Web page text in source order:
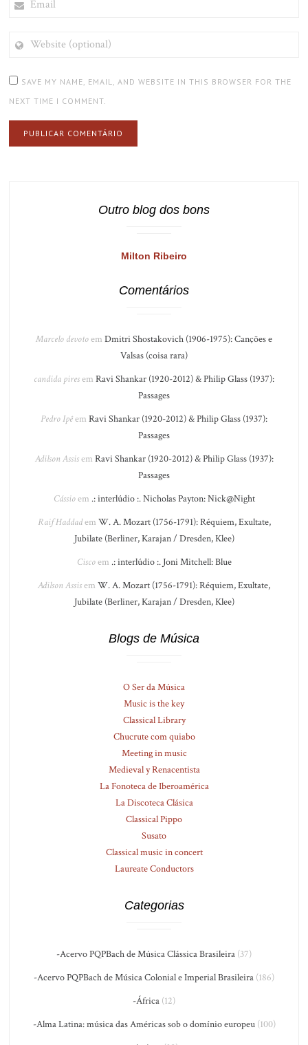
(OPTIONAL)
SAVE MY NAME, EMAIL, AND WEBSITE IN THIS BROWSER FOR THE
NEXT TIME I COMMENT.
Outro blog dos bons
Milton Ribeiro
Comentários
Marcelo devotoem Dmitri Shostakovich (1906-1975): Canções e
Valsas (coisa rara)
candida piresem Ravi Shankar (1920-2012) & Philip Glass (1937):
Passages
Pedro Ipêem Ravi Shankar (1920-2012) & Philip Glass (1937):
Passages
Adilson Assisem Ravi Shankar (1920-2012) & Philip Glass (1937):
Passages
Cássioem .: interlúdio :. Nicholas Payton: Nick@Night
Raif Haddadem W. A. Mozart (1756-1791): Réquiem, Exultate,
Jubilate (Berliner, Karajan / Dresden, Klee)
Ciscoem .: interlúdio :. Joni Mitchell: Blue
Adilson Assisem W. A. Mozart (1756-1791): Réquiem, Exultate,
Jubilate (Berliner, Karajan / Dresden, Klee)
Blogs de Música
O Ser da Música
Music is the key
Classical Library
Chucrute com quiabo
Meeting in music
Medieval y Renacentista
La Fonoteca de Iberoamérica
La Discoteca Clásica
Classical Pippo
Susato
Classical music in concert
Laureate Conductors
Categorias
-Acervo PQPBach de Música Clássica Brasileira (37)
-Acervo PQPBach de Música Colonial e Imperial Brasileira (186)
-África (12)
-Alma Latina: música das Américas sob o domínio europeu(100)